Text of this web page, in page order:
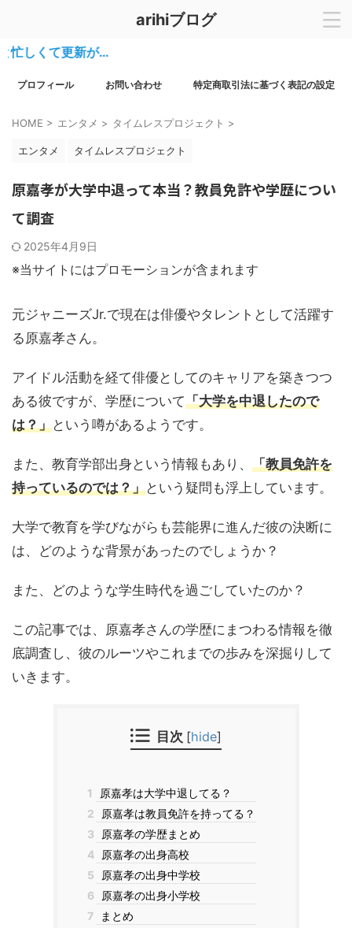
arihiブログ
て更新が…
プロフィール お問い合わせ 特定商取引法に基づく表記の設定
HOME > エンタメ > タイムレスプロジェクト >
エンタメ タイムレスプロジェクト
原嘉孝が大学中退って本当？教員免許や学歴につい
て調査
2025年4月9日
※当サイトにはプロモーションが含まれます
元ジャニーズJr.で現在は俳優やタレントとして活躍す
る原嘉孝さん。
アイドル活動を経て俳優としてのキャリアを築きつつ
ある彼ですが、学歴について「大学を中退したので
は？」という噂があるようです。
また、教育学部出身という情報もあり、 「教員免許を
持っているのでは？」という疑問も浮上しています。
大学で教育を学びながらも芸能界に進んだ彼の決断に
は、どのような背景があったのでしょうか？
また、どのような学生時代を過ごしていたのか？
この記事では、原嘉孝さんの学歴にまつわる情報を徹
底調査し、彼のルーツやこれまでの歩みを深掘りして
いきます。
目次 [hide]
1
原嘉孝は大学中退してる？
2
原嘉孝は教員免許を持ってる？
3
原嘉孝の学歴まとめ
4
原嘉孝の出身高校
5
原嘉孝の出身中学校
6
原嘉孝の出身小学校
7
まとめ